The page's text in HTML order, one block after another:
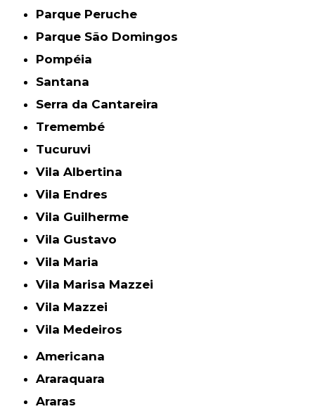
Parque Peruche
Parque São Domingos
Pompéia
Santana
Serra da Cantareira
Tremembé
Tucuruvi
Vila Albertina
Vila Endres
Vila Guilherme
Vila Gustavo
Vila Maria
Vila Marisa Mazzei
Vila Mazzei
Vila Medeiros
Americana
Araraquara
Araras